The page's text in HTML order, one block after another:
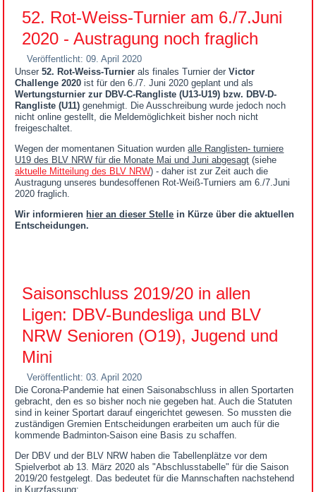
52. Rot-Weiss-Turnier am 6./7.Juni
2020 - Austragung noch fraglich
Veröffentlicht: 09. April 2020
Unser 52. Rot-Weiss-Turnier als finales Turnier derVictor
Challenge 2020 ist für den 6./7. Juni 2020 geplant und als
Wertungsturnier zur DBV-C-Rangliste (U13-U19) bzw. DBV-D-
Rangliste (U11)genehmigt. Die Ausschreibung wurde jedoch noch
nicht online gestellt, die Meldemöglichkeit bisher noch nicht
freigeschaltet.
Wegen der momentanen Situation wurdenalle Ranglisten- turniere
U19 des BLV NRW für die Monate Mai und Juni abgesagt (siehe
aktuelle Mitteilung des BLV NRW) - daher ist zur Zeit auch die
Austragung unseres bundesoffenen Rot-Weiß-Turniers am 6./7.Juni
2020 fraglich.
Wir informieren hier an dieser Stelle in Kürze über die aktuellen
Entscheidungen.
Saisonschluss 2019/20 in allen
Ligen: DBV-Bundesliga und BLV
NRW Senioren (O19), Jugend und
Mini
Veröffentlicht: 03. April 2020
Die Corona-Pandemie hat einen Saisonabschluss in allen Sportarten
gebracht, den es so bisher noch nie gegeben hat. Auch die Statuten
sind in keiner Sportart darauf eingerichtet gewesen. So mussten die
zuständigen Gremien Entscheidungen erarbeiten um auch für die
kommende Badminton-Saison eine Basis zu schaffen.
Der DBV und der BLV NRW haben die Tabellenplätze vor dem
Spielverbot ab 13. März 2020 als "Abschlusstabelle" für die Saison
2019/20 festgelegt. Das bedeutet für die Mannschaften nachstehend
in Kurzfassung: